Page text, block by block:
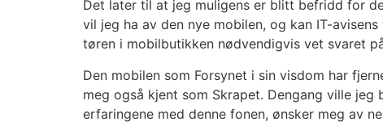
Det later til at jeg muli­gens er blitt befridd for
vil jeg ha av den nye mobi­len, og kan IT-
tø­ren i mobil­bu­tik­ken nød­ven­dig­vis vet sva­ret
Den mobi­len som For­sy­net i sin vis­dom har
meg også kjent som Skra­pet. Den­gang vil­le
erfa­rin­ge­ne med den­ne fonen, øns­ker meg av